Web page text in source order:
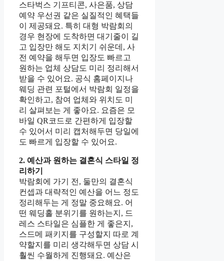
스타벅스 기프티콘, 사은품, 상담
예약 우선권 같은 실질적인 혜택들
이 제공돼요. 특히 대형 박람회의
경우 현장에 도착하면 대기줄이 길
고 입장만 해도 지치기 쉬운데, 사
전 예약을 해두면 입장도 빠르고
원하는 업체 상담도 미리 정리해서
받을 수 있어요. 공식 홈페이지나
웨딩 관련 포털에서 박람회 일정을
확인하고, 참여 업체와 위치도 미
리 살펴보는 게 좋아요. 요즘은 모
바일 QR코드로 간편하게 입장할
수 있어서 미리 캡처해두면 당일에
도 빠르게 입장할 수 있어요.
2. 예산과 원하는 결혼식 스타일 정
리하기
박람회에 가기 전, 둘만의 결혼식
컨셉과 대략적인 예산을 어느 정도
정리해두는 게 정말 중요해요. 어
떤 웨딩홀 분위기를 원하는지, 드
레스 스타일은 심플한 게 좋은지,
스드메 패키지를 구성할지 따로 계
약할지를 미리 생각해두면 상담 시
훨씬 수월하게 진행돼요. 예산은